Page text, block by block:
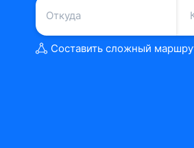
Составить сложный